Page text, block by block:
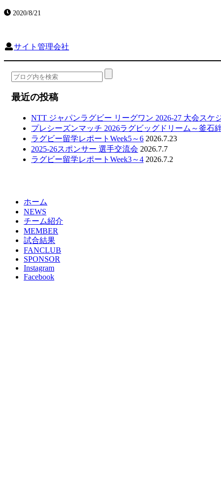
2020/8/21
サイト管理会社
最近の投稿
NTT ジャパンラグビー リーグワン 2026-27 大会スケ
プレシーズンマッチ 2026ラグビッグドリーム～釜石
ラグビー留学レポートWeek5～6 2026.7.23
2025-26スポンサー 選手交流会 2026.7.7
ラグビー留学レポートWeek3～4 2026.7.2
ホーム
NEWS
チーム紹介
MEMBER
試合結果
FANCLUB
SPONSOR
Instagram
Facebook